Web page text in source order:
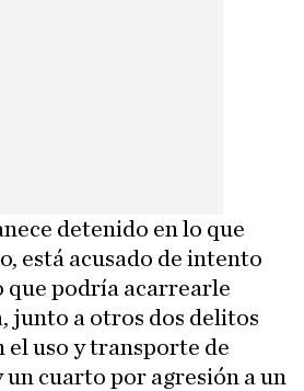
detenido en lo que
está acusado de intento
que podría acarrearle
junto a otros dos delitos
el uso y transporte de
un cuarto por agresión a un